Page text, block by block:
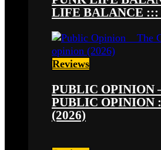
LIFE BALANCE :::
Reviews
PUBLIC OPINION
PUBLIC OPINION
(2026)